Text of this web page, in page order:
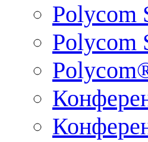
Polycom
Polycom